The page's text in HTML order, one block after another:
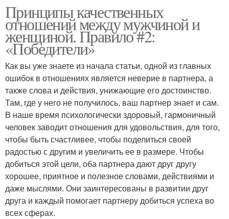
Мужчина в начале Секс в начале
Принципы качественных
отношений между мужчиной и
женщиной. Правило #2:
«Победители»
Как вы уже знаете из начала статьи, одной из главных
ошибок в отношениях является неверие в партнера, а
также слова и действия, унижающие его достоинство.
Там, где у него не получилось, ваш партнер знает и сам.
В наше время психологически здоровый, гармоничный
человек заводит отношения для удовольствия, для того,
чтобы быть счастливее, чтобы поделиться своей
радостью с другим и увеличить ее в размере. Чтобы
добиться этой цели, оба партнера дают друг другу
хорошее, приятное и полезное словами, действиями и
даже мыслями. Они заинтересованы в развитии друг
друга и каждый помогает партнеру добиться успеха во
всех сферах.